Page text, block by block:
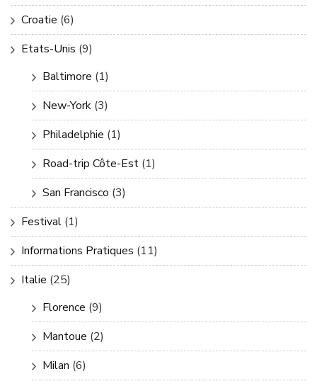
Croatie (6)
Etats-Unis (9)
Baltimore (1)
New-York (3)
Philadelphie (1)
Road-trip Côte-Est (1)
San Francisco (3)
Festival (1)
Informations Pratiques (11)
Italie (25)
Florence (9)
Mantoue (2)
Milan (6)